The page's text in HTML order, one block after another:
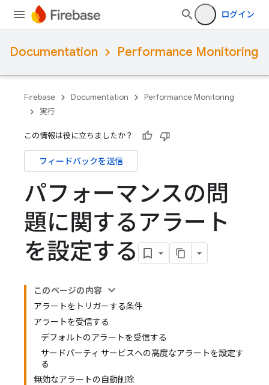
ログイン
Documentation Performance Monitoring
Firebase Documentation
Performance Monitoring
実行
この情報は役に立ちましたか？
フィードバックを送信
パフォーマンスの問
題に関するアラート
を設定する
このページの内容
アラートをトリガーする条件
アラートを受信する
デフォルトのアラートを受信する
サードパーティ サービスへの高度なアラートを設定す
る
無効なアラートの自動削除